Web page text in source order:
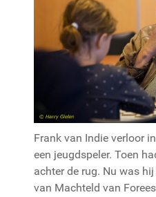
Frank van Indie verloor
een jeugdspeler. Toen
achter de rug. Nu was
van Machteld van